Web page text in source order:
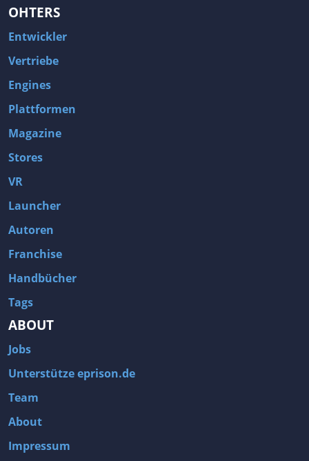
OHTERS
Entwickler
Vertriebe
Engines
Plattformen
Magazine
Stores
VR
Launcher
Autoren
Franchise
Handbücher
Tags
ABOUT
Jobs
Unterstütze eprison.de
Team
About
Impressum